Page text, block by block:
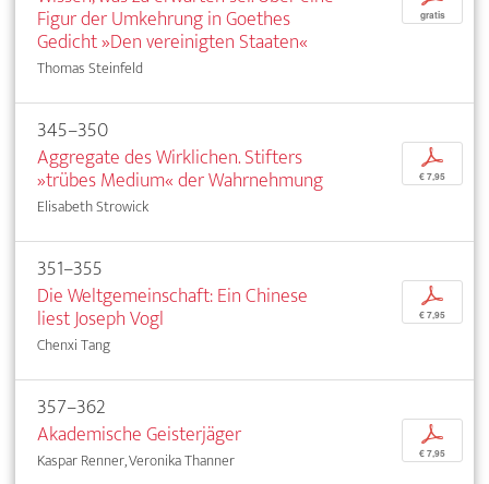
Figur der Umkehrung in Goethes
Gedicht »Den vereinigten Staaten«
Thomas Steinfeld
gratis
345–350
Aggregate des Wirklichen. Stifters
»trübes Medium« der Wahrnehmung
Elisabeth Strowick
p
€ 7,95
351–355
Die Weltgemeinschaft: Ein Chinese
liest Joseph Vogl
Chenxi Tang
p
€ 7,95
357–362
Akademische Geisterjäger
Kaspar Renner, Veronika Thanner
p
€ 7,95